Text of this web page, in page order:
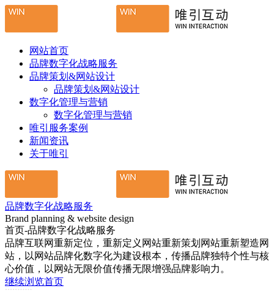
网站首页
品牌数字化战略服务
品牌策划&网站设计
品牌策划&网站设计
数字化管理与营销
数字化管理与营销
唯引服务案例
新闻资讯
关于唯引
品牌数字化战略服务
Brand planning & website design
首页-品牌数字化战略服务
品牌互联网重新定位，重新定义网站重新策划网站重新塑造网
站，以网站品牌化数字化为建设根本，传播品牌独特个性与核
心价值，以网站无限价值传播无限增强品牌影响力。
继续浏览首页